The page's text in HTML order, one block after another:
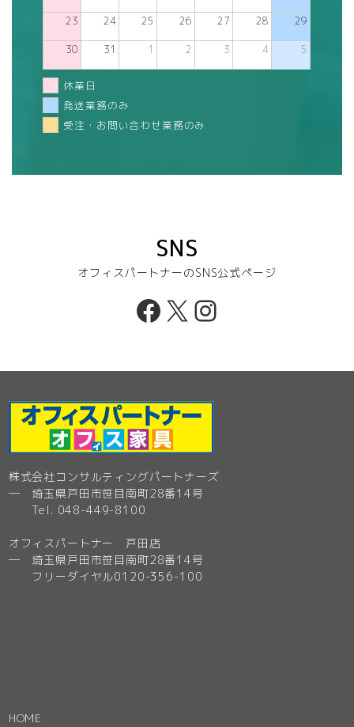
23 24 25 26 27 28 29
30 31 1 2 3 4 5
休業日
発送業務のみ
受注・お問い合わせ業務のみ
SNS
オフィスパートナーのSNS公式ページ
Facebook
X Instagram
株式会社コンサルティングパートナーズ
─ 埼玉県戸田市笹目南町28番14号
Tel. 048-449-8100
オフィスパートナー 戸田店
─ 埼玉県戸田市笹目南町28番14号
フリーダイヤル0120-356-100
HOME